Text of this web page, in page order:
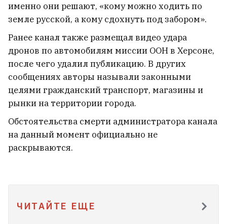
именно они решают, «кому можно ходить по
земле русской, а кому сдохнуть под забором».
Ранее канал также размещал видео удара
дронов по автомобилям миссии ООН в Херсоне,
после чего удалил публикацию. В других
сообщениях авторы называли законными
целями гражданский транспорт, магазины и
рынки на территории города.
Обстоятельства смерти администратора канала
на данный момент официально не
раскрываются.
ЧИТАЙТЕ ЕЩЕ
Немецкая дипломат в Минске в парке
Янки Купалы прочла стихотворение
белорусского классика
10
Белорусский мужской хор «Касары»
снялся в третьем сезоне популярного
польского сериала «1670»
Гомельчанин получил ножевое ранение
в живот, но еще сутки пил с обидчиком и
На трассе Могилев — Бобруйск легковой
автомобиль столкнулся с грузовиком. За